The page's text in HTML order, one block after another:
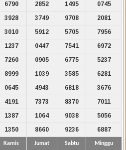
6790 2852 1495
0745
3928 3749 9708
2081
3010 5912 5705
7956
1237 0447 7541
6972
7260 0905 6775
5237
8999 1039 3585
6281
0645 4943 6818
3676
4191 7373 8370
7011
1387 1064 9038
5056
1350 8660 9236 6887
Kamis Jumat Sabtu Minggu